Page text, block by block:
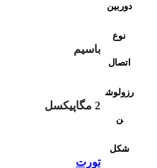
دوربین
نوع
اتصال
باسیم
رزولوش
ن
2 مگاپیکسل
شکل
تورت